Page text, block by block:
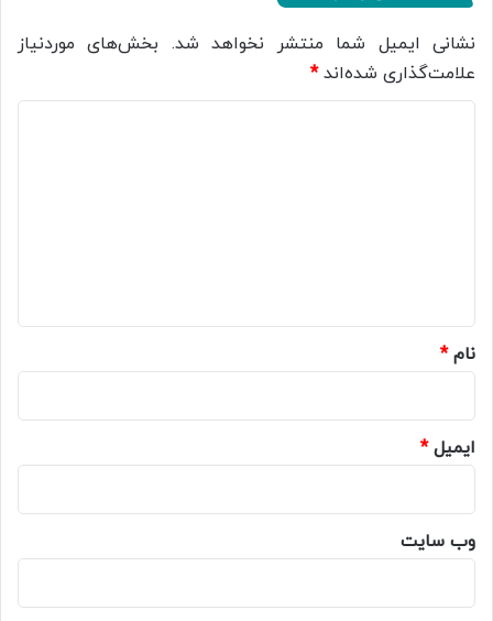
نشانی ایمیل شما منتشر نخواهد شد. بخش‌های موردنیاز
علامت‌گذاری شده‌اند*
نام*
ایمیل*
وب‌ سایت